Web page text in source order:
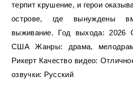
терпит крушение, и герои
острове, где вынуждены
выживание. Год выхода: 2026
США Жанры: драма,
Рикерт Качество видео:
озвучки: Русский